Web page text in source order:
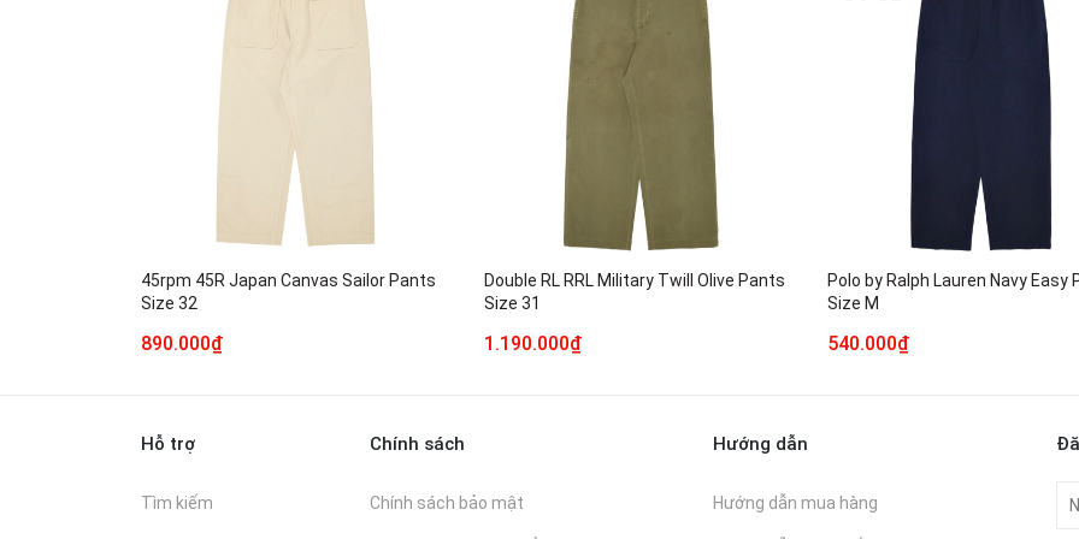
45rpm 45R Japan Canvas Sailor Pants
Size 32
890.000₫
Double RL RRL Military Twill Olive Pants
Size 31
1.190.000₫
Polo by Ralph Lauren Navy Easy
Size M
540.000₫
Hỗ trợ
Tìm kiếm
Chính sách
Chính sách bảo mật
Hướng dẫn
Hướng dẫn mua hàng